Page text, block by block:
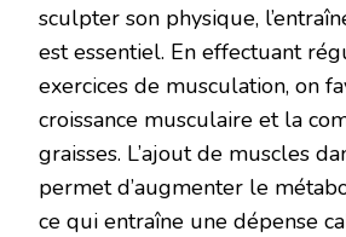
sculpter son physique,
est essentiel. En effectuant
exercices de musculation, on
croissance musculaire et la
graisses. L’ajout de muscles
permet d’augmenter le
ce qui entraîne une dépense